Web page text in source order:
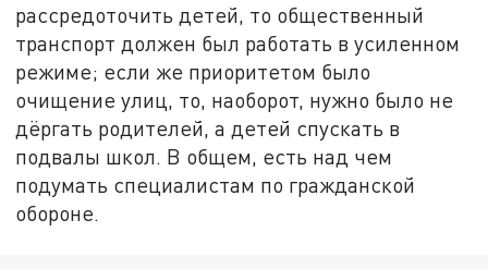
рассредоточить детей, то общественный
транспорт должен был работать в усиленном
режиме; если же приоритетом было
очищение улиц, то, наоборот, нужно было не
дёргать родителей, а детей спускать в
подвалы школ. В общем, есть над чем
подумать специалистам по гражданской
обороне.